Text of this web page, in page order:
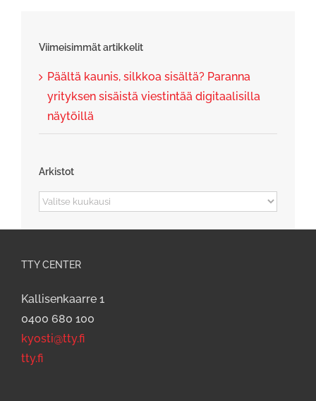
Viimeisimmät artikkelit
Päältä kaunis, silkkoa sisältä? Paranna
yrityksen sisäistä viestintää digitaalisilla
näytöillä
Arkistot
Arkistot
TTY CENTER
Kallisenkaarre 1
0400 680 100
kyosti@tty.fi
tty.fi